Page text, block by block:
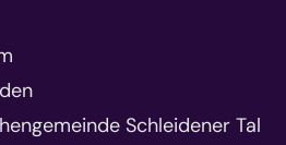
Schleidener Tal